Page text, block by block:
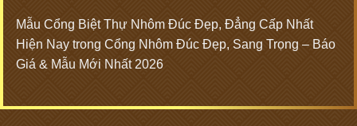
Mẫu Cổng Biệt Thự Nhôm Đúc Đẹp, Đẳng Cấp Nhất
Hiện Nay trong Cổng Nhôm Đúc Đẹp, Sang Trọng – Báo
Giá & Mẫu Mới Nhất 2026